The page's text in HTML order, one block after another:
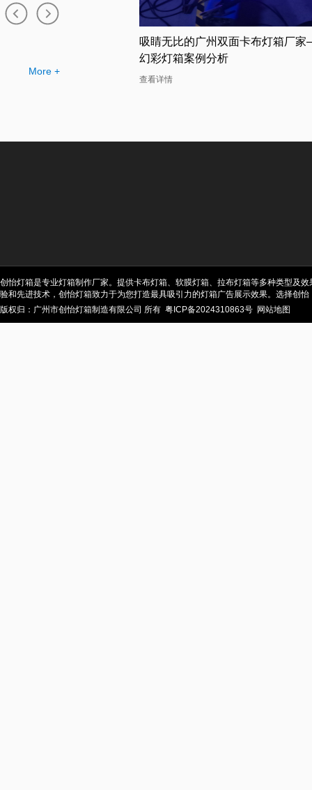
More +
吸睛无比的广州双面卡布灯箱厂
幻彩灯箱案例分析
查看详情
创怡灯箱是专业灯箱制作厂家。提供卡布灯箱、软膜灯箱、拉布灯箱等多种类型及
验和先进技术，创怡灯箱致力于为您打造最具吸引力的灯箱广告展示效果。选择创怡
版权归：广州市创怡灯箱制造有限公司 所有 粤ICP备2024310863号 网站地图